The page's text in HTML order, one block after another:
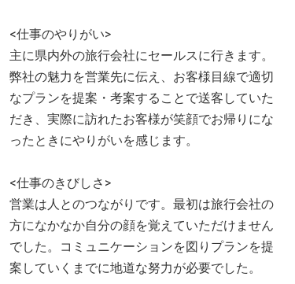
<仕事のやりがい>
主に県内外の旅行会社にセールスに行きます。
弊社の魅力を営業先に伝え、お客様目線で適切
なプランを提案・考案することで送客していた
だき、実際に訪れたお客様が笑顔でお帰りにな
ったときにやりがいを感じます。
<仕事のきびしさ>
営業は人とのつながりです。最初は旅行会社の
方になかなか自分の顔を覚えていただけません
でした。コミュニケーションを図りプランを提
案していくまでに地道な努力が必要でした。